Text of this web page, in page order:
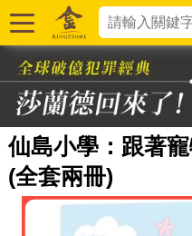
仙島小學：跟著
(全套兩冊)